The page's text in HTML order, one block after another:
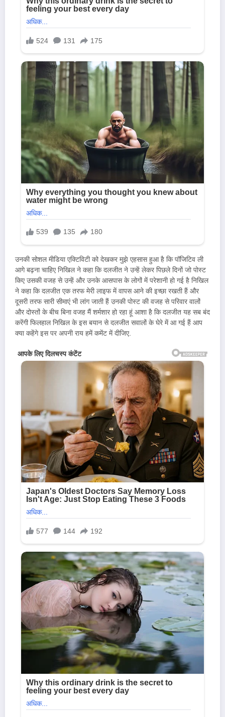
उनकी सोशल मीडिया एक्टिविटी को देखकर मुझे एहसास हुआ है कि पॉजिटिव ली
आगे बढ़ना चाहिए निखिल ने कहा कि दलजीत ने उन्हें लेकर पिछले दिनों जो पोस्ट
किए उसकी वजह से उन्हें और उनके आसपास के लोगों में परेशानी हो गई है निखिल
ने कहा कि दलजीत एक तरफ मेरी लाइफ में वापस आने की इच्छा रखती हैं और
दूसरी तरफ सारी सीमाएं भी लांग जाती हैं उनकी पोस्ट की वजह से परिवार वालों
और दोस्तों के बीच बिना वजह मैं शर्मशार हो रहा हूं आशा है कि दलजीत यह सब बंद
करेंगी फिलहाल निखिल के इस बयान से दलजीत सवालों के घेरे में आ गई हैं आप
क्या कहेंगे इस पर अपनी राय हमें कमेंट में दीजिए.